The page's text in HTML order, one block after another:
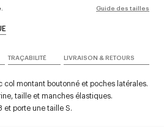
Guide des tailles
TRAÇABILITÉ LIVRAISON & RETOURS
col montant boutonné et poches latérales.
taille et manches élastiques.
et porte une taille S.